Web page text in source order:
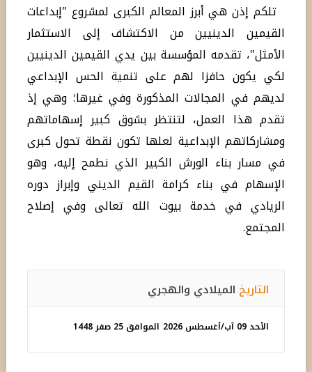
تلكم إذن هي أبرز المعالم الكبرى لمشروع "إبداعات
القيمين الدينيين من الاكتشاف إلى الاستثمار
الأمثل"، تقدمه المؤسسة بين يدي القيمين الدينيين
لكي يكون حافزا لهم على تنمية الحس الإبداعي
لديهم في المجالات المذكورة وفي غيرها؛ وهي إذ
تقدم هذا العمل، لتنتظر بشوق كبير إسهاماتهم
ومشاركاتهم الإبداعية لعلها تكون نقطة تحول كبرى
في مسار بناء الورش الكبير الذي نطمح إليه، وهو
الإسهام في بناء كرامة القيم الديني وإبراز دوره
الريادي في خدمة بيوت الله تعالى وفي إصلاح
المجتمع.
التاريخ الميلادي والهجري
الأحد 09 آب/أغسطس 2026 الموافق 25 صفر 1448